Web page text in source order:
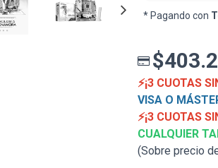
* Pagando con
⚡¡3 CUOTAS
VISA O
⚡¡3 CUOTAS
CUALQUIER
(Sobre precio